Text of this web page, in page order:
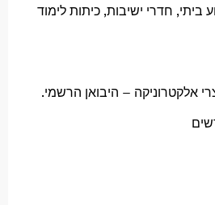
ישיבות, כיתות לימוד
– היבואן הרשמי.